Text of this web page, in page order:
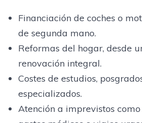
Financiación de coches o
de segunda mano.
Reformas del hogar, desde
renovación integral.
Costes de estudios,
especializados.
Atención a imprevistos